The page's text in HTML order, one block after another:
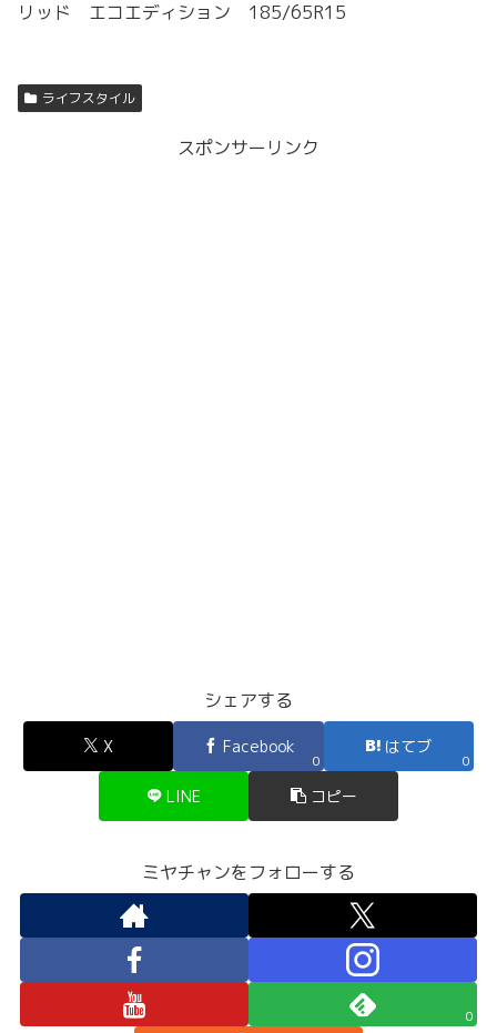
リッド エコエディション 185/65R15
ライフスタイル
スポンサーリンク
シェアする
X Facebook
0
はてブ
0
LINE コピー
ミヤチャンをフォローする
0